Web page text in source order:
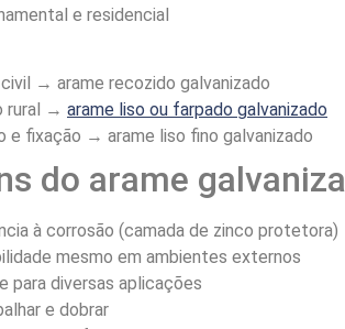
e residencial
→ arame recozido galvanizado
rural → arame liso ou farpado galvanizado
e fixação → arame liso fino galvanizado
do arame
à corrosão (camada de zinco protetora)
mesmo em ambientes externos
para diversas aplicações
e dobrar